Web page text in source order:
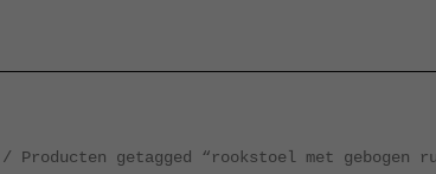
/ Producten getagged “rookstoel met gebogen